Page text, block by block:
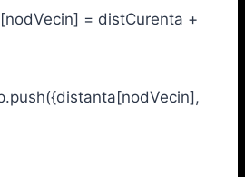
= distCurenta +